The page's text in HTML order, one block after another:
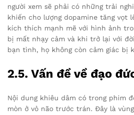
người xem sẽ phải có những trải
khiến cho lượng dopamine tăng vọt
kích thích mạnh mẽ với hình ảnh
bị mất nhạy cảm và khi trở lại với
bạn tình, họ không còn cảm giác bị
2.5. Vấn đề về đạo
Nội dung khiêu dâm có trong phim
mòn ở vỏ não trước trán. Đây là